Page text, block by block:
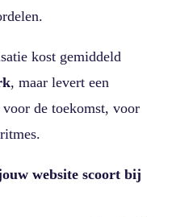
kost gemiddeld
, maar levert een
de toekomst, voor
website scoort bij